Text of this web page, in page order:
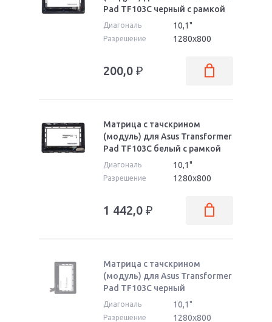
Pad TF103C черный с рамкой
Диагональ 10,1"
Разрешение 1280x800
200,0 ₽
Матрица с тачскрином
(модуль) для Asus Transformer
Pad TF103C белый с рамкой
Диагональ 10,1"
Разрешение 1280x800
1 442,0 ₽
Матрица с тачскрином
(модуль) для Asus Transformer
Pad TF103C черный
Диагональ 10,1"
Разрешение 1280x800